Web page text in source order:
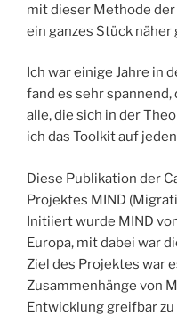
mit dieser Methode
ein ganzes Stück näher
Ich war einige Jahre in
fand es sehr spannend,
alle, die sich in der
ich das Toolkit auf
Diese Publikation der
Projektes MIND
Initiiert wurde MIND
Europa, mit dabei war
Ziel des Projektes war
Zusammenhänge von
Entwicklung greifbar